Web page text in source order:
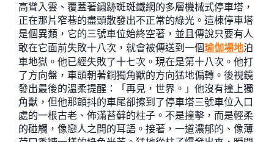
高聳入雲、覆蓋著鏽跡斑斑鐵網的多層機械式停車塔，
正在那片窄巷的盡頭散發出不正常的綠光。這棟停車塔
是個異類，它的三號車位始終空著，並且傳說只要有人
敢在它面前失敗十八次，就會被傳送到一個瑜伽場地泊
車地獄。他已經失敗了十七次。現在是第十八次。他打
了方向盤，車頭朝著銅獨角獸的方向猛地偏轉。後視鏡
發出最後的溫柔提醒：「再見，世界。」他沒有撞上獨
角獸，但他那顫抖的車尾卻擦到了停車塔三號車位入口
處的一根古老、佈滿苔蘚的柱子。不是撞擊，而是輕柔
的碰觸，像戀人之間的耳語。接著，一道濃郁的、像薄